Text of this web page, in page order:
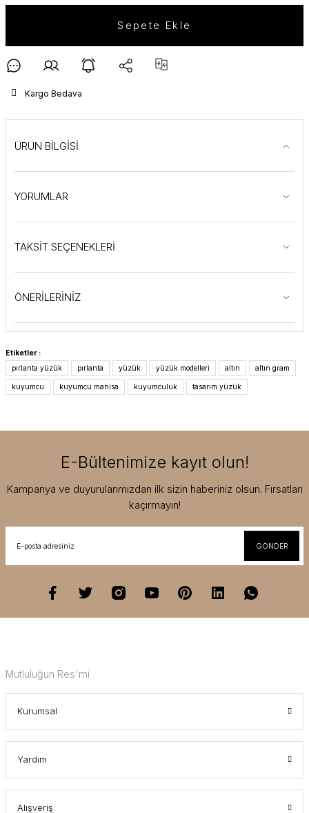
Sepete Ekle
Kargo Bedava
ÜRÜN BİLGİSİ
YORUMLAR
TAKSİT SEÇENEKLERİ
ÖNERİLERİNİZ
Etiketler :
pırlanta yüzük
pırlanta yüzük yüzük modelleri altın altın gram
kuyumcu kuyumcu manisa kuyumculuk tasarım yüzük
E-Bültenimize kayıt olun!
Kampanya ve duyurularımızdan ilk sizin haberiniz olsun. Fırsatları
kaçırmayın!
GÖNDER
Mutluluğun Res'mi
Kurumsal
Yardım
Alışveriş